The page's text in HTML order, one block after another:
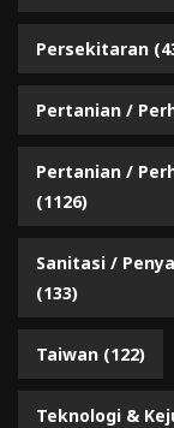
Persekitaran
Pertanian /
Pertanian /
(1126)
Sanitasi /
(133)
Taiwan (122)
Teknologi &